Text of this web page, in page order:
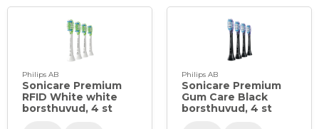
Philips AB
Sonicare Premium
RFID White white
borsthuvud, 4 st
Philips AB
Sonicare Premium
Gum Care Black
borsthuvud, 4 st